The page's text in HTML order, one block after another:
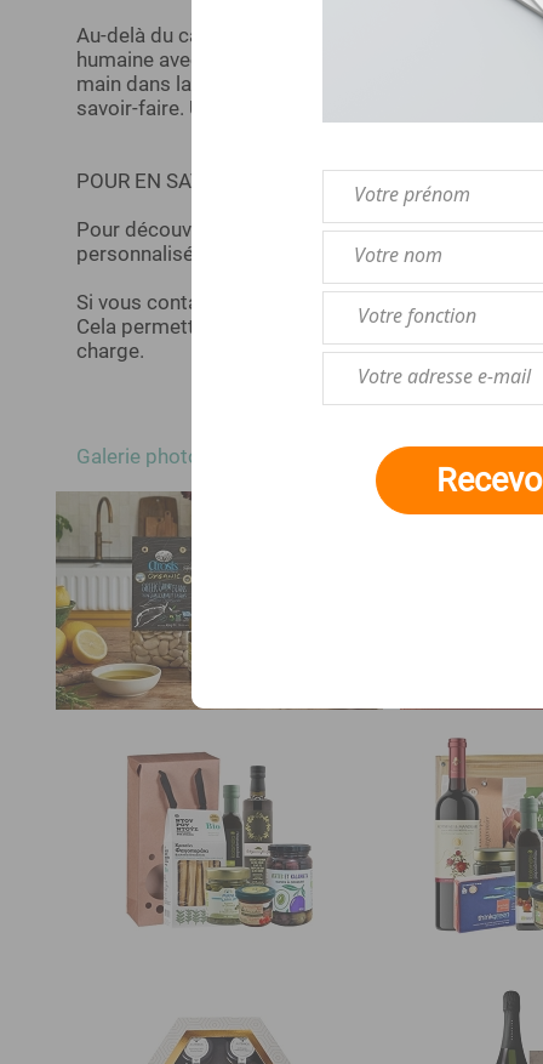
Au-delà du cadeau gourmand, nous défendons
humaine avec des produits aux compositions
main dans la main avec des producteurs
savoir-faire. Une manière d'offrir des cadeaux à la
POUR EN SAVOIR PLUS
Pour découvrir nos coffrets, commander pour
personnalisée, cliquez sur le bouton orange à
Si vous contactez l'organisme par téléphone,
Cela permettra d'identifier immédiatement votre
charge.
Galerie photos